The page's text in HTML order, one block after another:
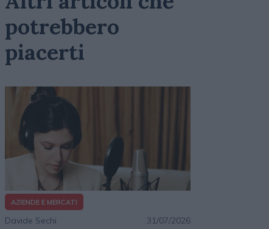
potrebbero
piacerti
AZIENDE E MERCATI
Davide Sechi 31/07/2026